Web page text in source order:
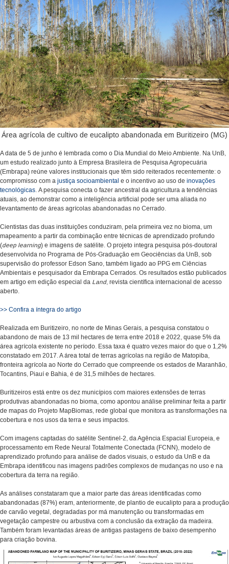
Área agrícola de cultivo de eucalipto abandonada em Buritizeiro (MG)
A data de 5 de junho é lembrada como o Dia Mundial do Meio Ambiente. Na UnB,
um estudo realizado junto à Empresa Brasileira de Pesquisa Agropecuária
(Embrapa) reúne valores institucionais que têm sido reiterados recentemente: o
compromisso com a justiça socioambiental e o incentivo ao uso de inovações
tecnológicas. A pesquisa conecta o fazer ancestral da agricultura a tendências
atuais, ao demonstrar como a inteligência artificial pode ser uma aliada no
levantamento de áreas agrícolas abandonadas no Cerrado.
Cientistas das duas instituições conduziram, pela primeira vez no bioma, um
mapeamento a partir da combinação entre técnicas de aprendizado profundo
(deep learning) e imagens de satélite. O projeto integra pesquisa pós-doutoral
desenvolvida no Programa de Pós-Graduação em Geociências da UnB, sob
supervisão do professor Edson Sano, também ligado ao PPG em Ciências
Ambientais e pesquisador da Embrapa Cerrados. Os resultados estão publicados
em artigo em edição especial da Land, revista científica internacional de acesso
aberto.
>> Confira a íntegra do artigo
Realizada em Buritizeiro, no norte de Minas Gerais, a pesquisa constatou o
abandono de mais de 13 mil hectares de terra entre 2018 e 2022, quase 5% da
área agrícola existente no período. Essa taxa é quatro vezes maior do que o 1,2%
constatado em 2017. A área total de terras agrícolas na região de Matopiba,
fronteira agrícola ao Norte do Cerrado que compreende os estados de Maranhão,
Tocantins, Piauí e Bahia, é de 31,5 milhões de hectares.
Buritizeiros está entre os dez municípios com maiores extensões de terras
produtivas abandonadas no bioma, como apontou análise preliminar feita a partir
de mapas do Projeto MapBiomas, rede global que monitora as transformações na
cobertura e nos usos da terra e seus impactos.
Com imagens captadas do satélite Sentinel-2, da Agência Espacial Europeia, e
processamento em Rede Neural Totalmente Conectada (FCNN), modelo de
aprendizado profundo para análise de dados visuais, o estudo da UnB e da
Embrapa identificou nas imagens padrões complexos de mudanças no uso e na
cobertura da terra na região.
As análises constataram que a maior parte das áreas identificadas como
abandonadas (87%) eram, anteriormente, de plantio de eucalipto para a produção
de carvão vegetal, degradadas por má manutenção ou transformadas em
vegetação campestre ou arbustiva com a conclusão da extração da madeira.
Também foram levantadas áreas de antigas pastagens de baixo desempenho
para criação bovina.